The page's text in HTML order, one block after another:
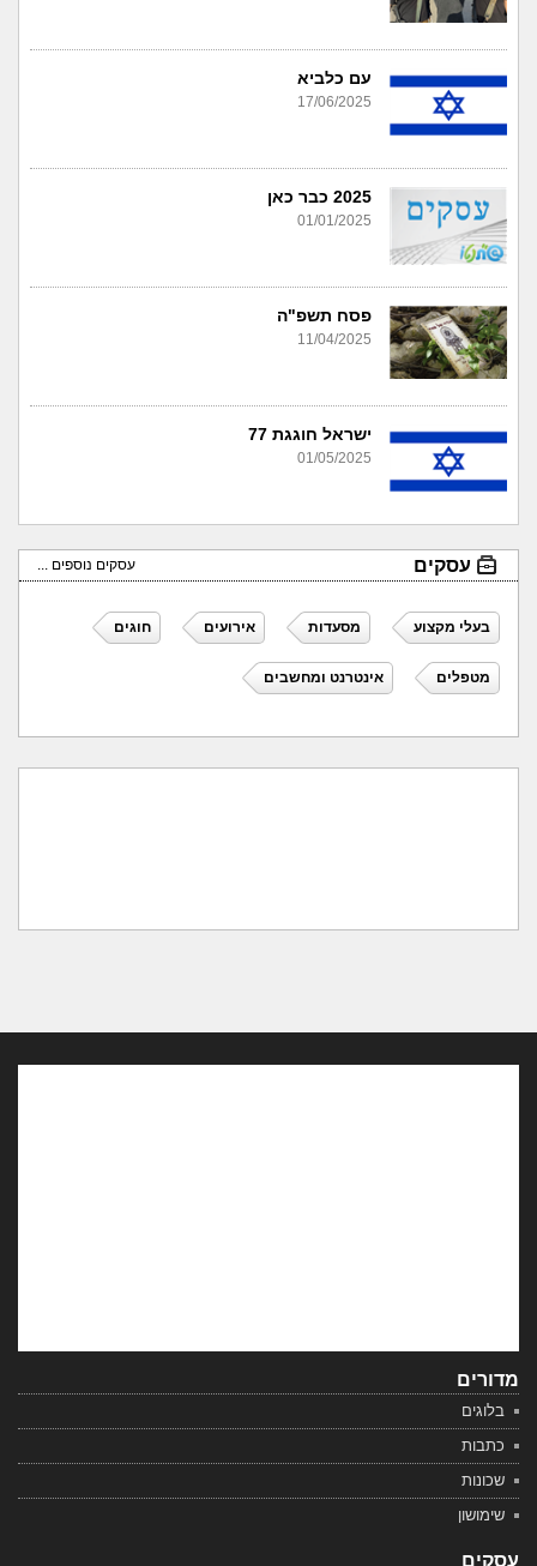
עם כלביא
17/06/2025
2025 כבר כאן
01/01/2025
פסח תשפ"ה
11/04/2025
ישראל חוגגת 77
01/05/2025
עסקים עסקים נוספים ...
בעלי מקצוע מסעדות אירועים חוגים
מטפלים אינטרנט ומחשבים
מדורים
בלוגים
כתבות
שכונות
שימושון
עסקים